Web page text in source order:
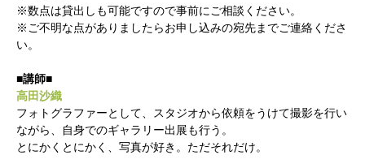
※数点は貸出しも可能ですので事前にご相談ください。
※ご不明な点がありましたらお申し込みの宛先までご連絡くださ
い。
■講師■
高田沙織
フォトグラファーとして、スタジオから依頼をうけて撮影を行い
ながら、自身でのギャラリー出展も行う。
とにかくとにかく、写真が好き。ただそれだけ。